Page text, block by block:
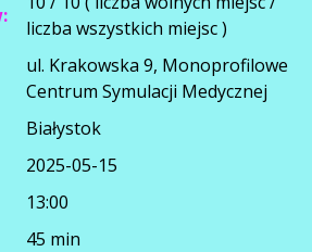
liczba wszystkich miejsc )
ul. Krakowska 9, Monoprofilowe
Centrum Symulacji Medycznej
Białystok
2025-05-15
13:00
45 min